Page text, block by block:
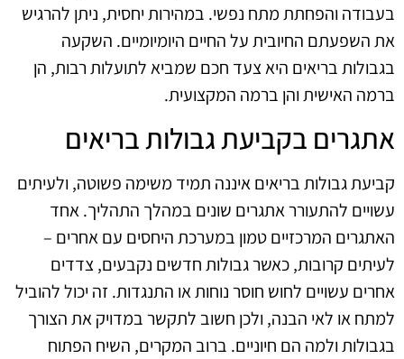
בעבודה והפחתת מתח נפשי. במהירות יחסית, ניתן להרגיש
את השפעתם החיובית על החיים היומיומיים. השקעה
בגבולות בריאים היא צעד חכם שמביא לתועלות רבות, הן
ברמה האישית והן ברמה המקצועית.
אתגרים בקביעת גבולות בריאים
קביעת גבולות בריאים איננה תמיד משימה פשוטה, ולעיתים
עשויים להתעורר אתגרים שונים במהלך התהליך. אחד
האתגרים המרכזיים טמון במערכת היחסים עם אחרים –
לעיתים קרובות, כאשר גבולות חדשים נקבעים, צדדים
אחרים עשויים לחוש חוסר נוחות או התנגדות. זה יכול להוביל
למתח או לאי הבנה, ולכן חשוב לתקשר במדויק את הצורך
בגבולות ולמה הם חיוניים. ברוב המקרים, השיח הפתוח